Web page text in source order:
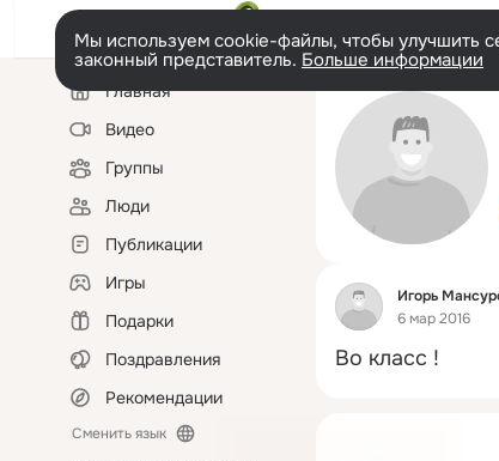
Мы используем cookie-файлы, чтобы улучшить
законный представитель. Больше информации
Левая
колонкаГлавная
Видео
Группы
Люди
Публикации
Игры
Подарки
Поздравления
Рекомендации
Сменить язык
Фид
Игорь
6 мар 2016
Во класс !